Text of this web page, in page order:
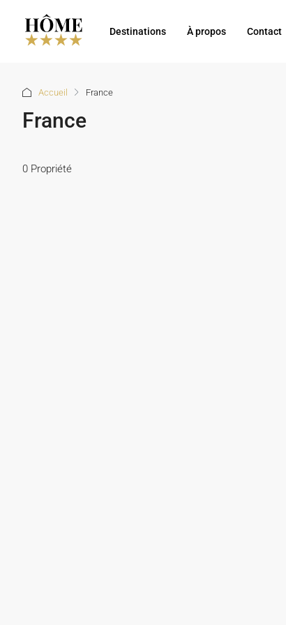
Destinations À propos Contact
Accueil France
France
0 Propriété